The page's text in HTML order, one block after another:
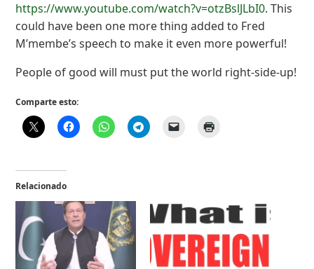
https://www.youtube.com/watch?v=otzBslJLbI0. This
could have been one more thing added to Fred
M’membe’s speech to make it even more powerful!
People of good will must put the world right-side-up!
Comparte esto:
Relacionado